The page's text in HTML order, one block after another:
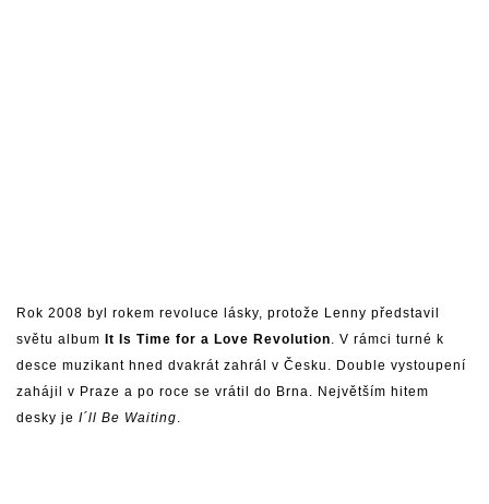
Rok 2008 byl rokem revoluce lásky, protože Lenny představil
světu album
It Is Time for a Love Revolution. V rámci turné k
desce muzikant hned dvakrát zahrál v Česku. Double vystoupení
zahájil v Praze a po roce se vrátil do Brna. Největším hitem
desky je I´ll Be Waiting.